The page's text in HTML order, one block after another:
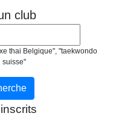
club
thai Belgique", "taekwondo
suisse"